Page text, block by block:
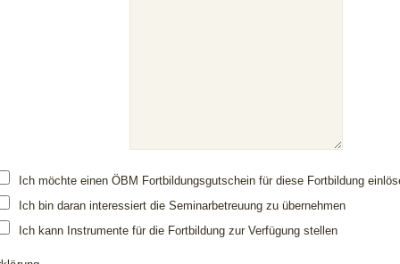
Ich möchte einen ÖBM Fortbildungsgutschein für diese Fortbildung
Ich bin daran interessiert die Seminarbetreuung zu übernehmen
Ich kann Instrumente für die Fortbildung zur Verfügung stellen